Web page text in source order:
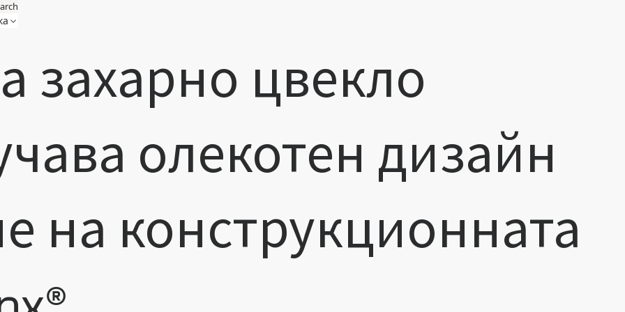
захарно цвекло
олекотен дизайн
на конструкционната